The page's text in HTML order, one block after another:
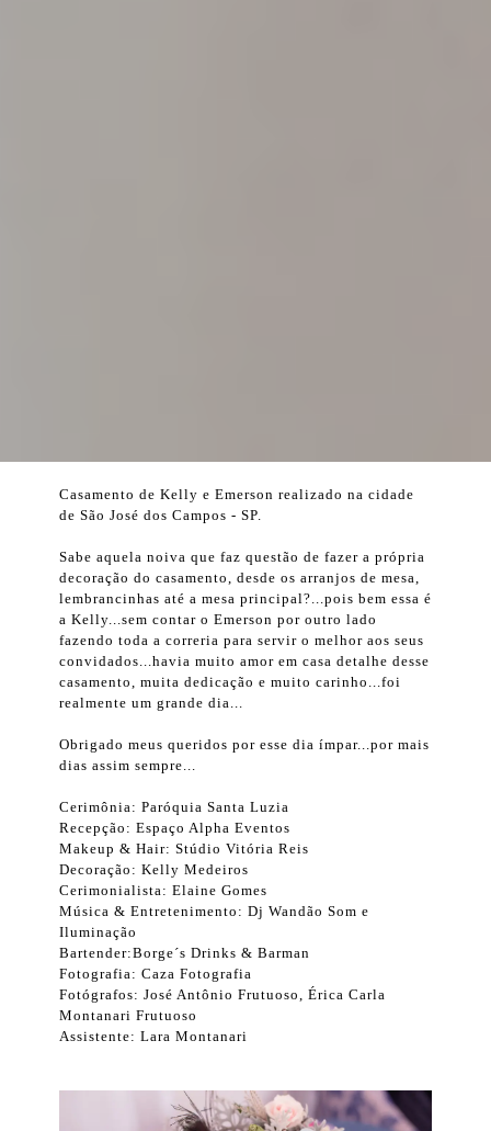
Casamento de Kelly e Emerson realizado na cidade
de São José dos Campos - SP.
Sabe aquela noiva que faz questão de fazer a própria
decoração do casamento, desde os arranjos de mesa,
lembrancinhas até a mesa principal?...pois bem essa é
a Kelly...sem contar o Emerson por outro lado
fazendo toda a correria para servir o melhor aos seus
convidados...havia muito amor em casa detalhe desse
casamento, muita dedicação e muito carinho...foi
realmente um grande dia...
Obrigado meus queridos por esse dia ímpar...por mais
dias assim sempre...
Cerimônia: Paróquia Santa Luzia
Recepção: Espaço Alpha Eventos
Makeup & Hair: Stúdio Vitória Reis
Decoração: Kelly Medeiros
Cerimonialista: Elaine Gomes
Música & Entretenimento: Dj Wandão Som e
Iluminação
Bartender:Borge´s Drinks & Barman
Fotografia: Caza Fotografia
Fotógrafos: José Antônio Frutuoso, Érica Carla
Montanari Frutuoso
Assistente: Lara Montanari